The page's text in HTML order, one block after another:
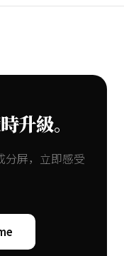
升級。
分屏，立即感受